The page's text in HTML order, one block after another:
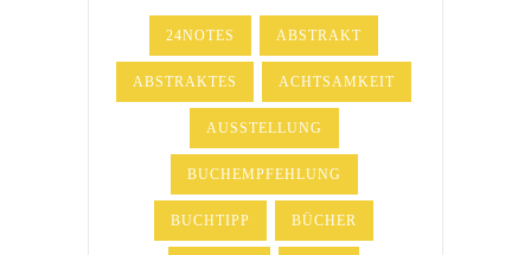
24NOTES ABSTRAKT
ABSTRAKTES ACHTSAMKEIT
AUSSTELLUNG
BUCHEMPFEHLUNG
BUCHTIPP BÜCHER